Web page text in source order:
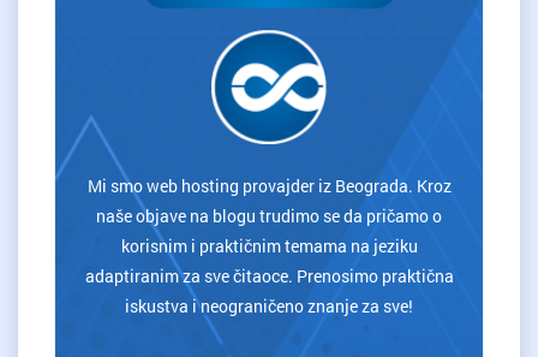
Mi smo web hosting provajder iz Beograda. Kroz
naše objave na blogu trudimo se da pričamo o
korisnim i praktičnim temama na jeziku
adaptiranim za sve čitaoce. Prenosimo praktična
iskustva i neograničeno znanje za sve!